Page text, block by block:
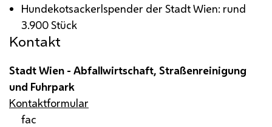
Hundekotsackerlspender der Stadt Wien: rund
3.900 Stück
Kontakt
Stadt Wien - Abfallwirtschaft, Straßenreinigung
und Fuhrpark
Kontaktformular
fac